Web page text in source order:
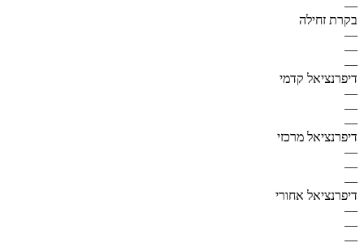
—
בקרת זחילה
—
—
—
דיפרנציאל קדמי
—
—
—
דיפרנציאל מרכזי
—
—
—
דיפרנציאל אחורי
—
—
—